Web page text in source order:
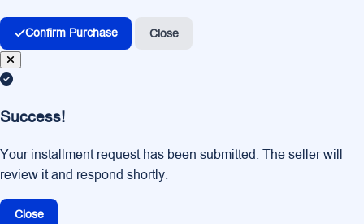
Confirm Purchase Close
Success!
Your installment request has been submitted. The seller will
review it and respond shortly.
Close